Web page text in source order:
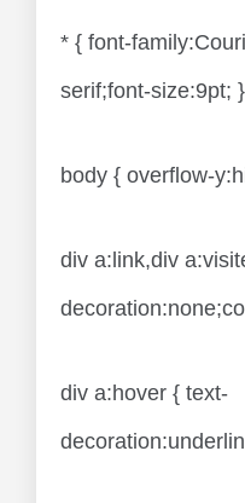
* { font-
serif;font-size:9pt; }
body { overflow-
div a:link,div
div a:hover { text-